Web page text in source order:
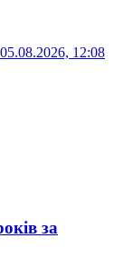
05.08.2026, 12:08
за